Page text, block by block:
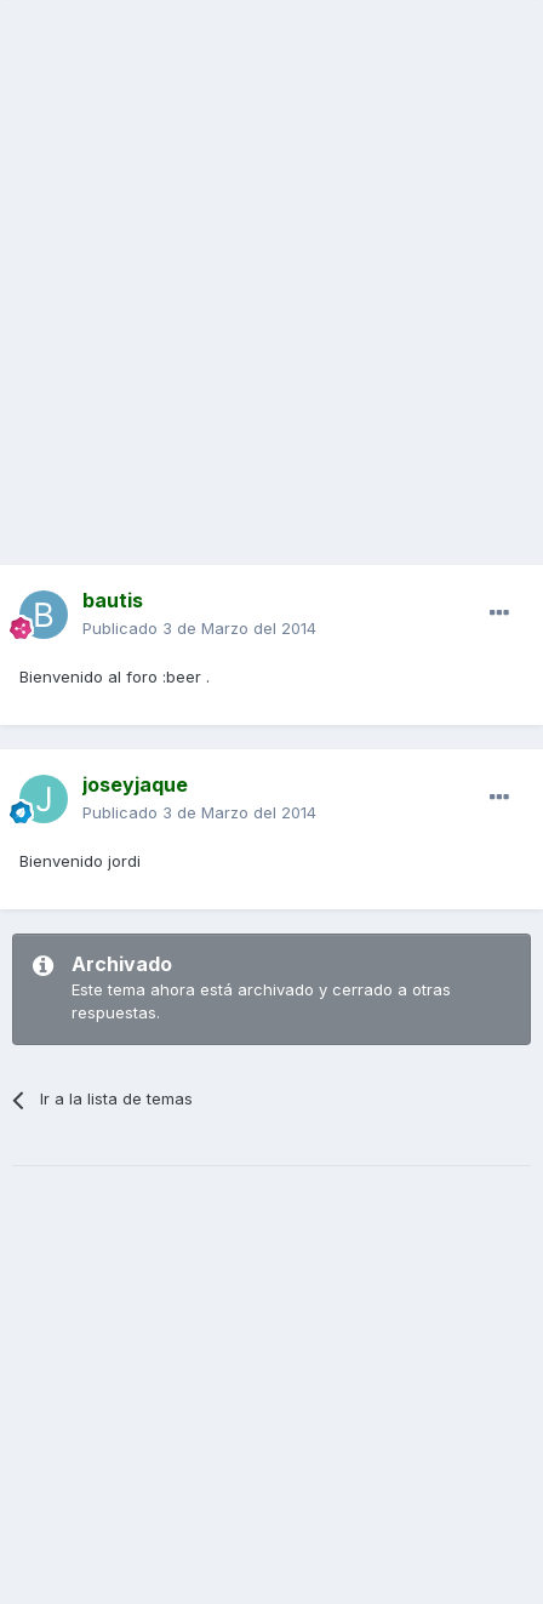
bautis
Publicado 3 de Marzo del 2014
Bienvenido al foro :beer .
joseyjaque
Publicado 3 de Marzo del 2014
Bienvenido jordi
Archivado
Este tema ahora está archivado y cerrado a otras
respuestas.
Ir a la lista de temas